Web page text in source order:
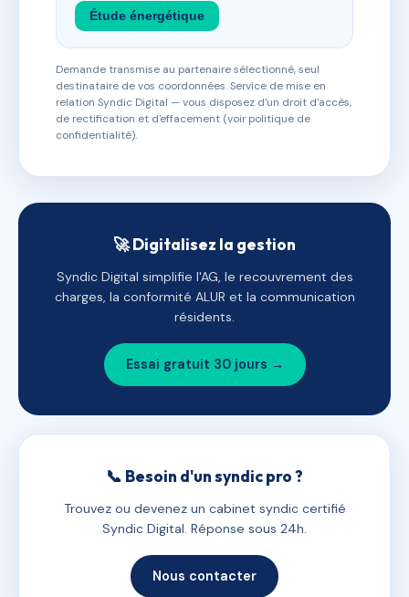
Étude énergétique
Demande transmise au partenaire sélectionné, seul
destinataire de vos coordonnées. Service de mise en
relation Syndic Digital — vous disposez d'un droit d'accès,
de rectification et d'effacement (voir politique de
confidentialité).
🚀 Digitalisez la gestion
Syndic Digital simplifie l'AG, le recouvrement des
charges, la conformité ALUR et la communication
résidents.
Essai gratuit 30 jours →
📞 Besoin d'un syndic pro ?
Trouvez ou devenez un cabinet syndic certifié
Syndic Digital. Réponse sous 24h.
Nous contacter